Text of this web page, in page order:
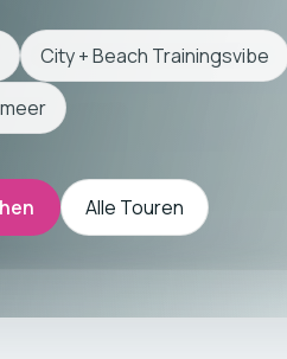
City + Beach Trainingsvibe
Alle Touren